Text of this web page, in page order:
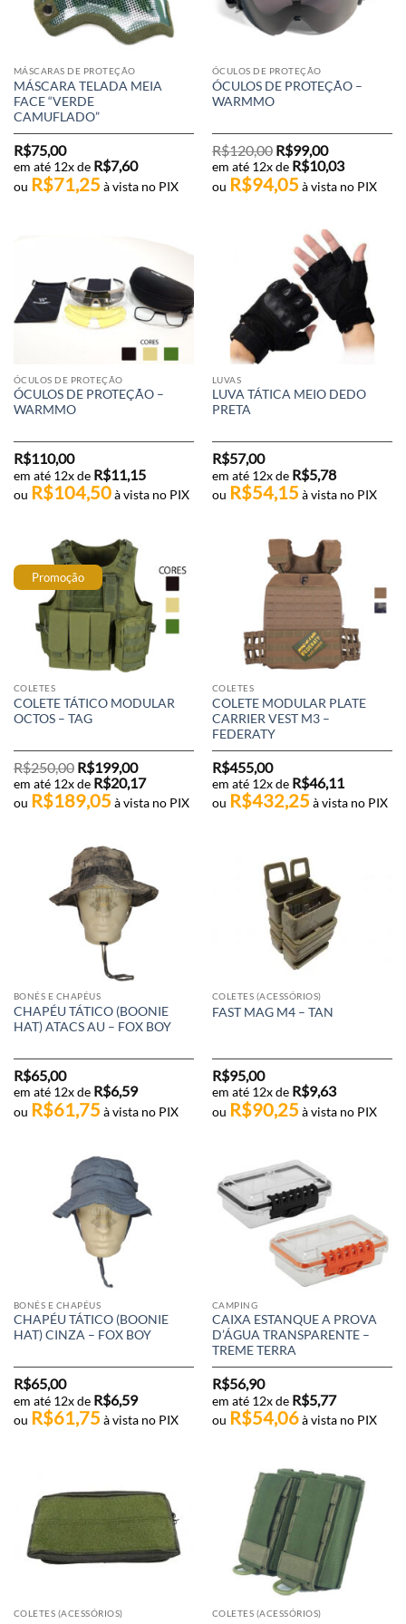
MÁSCARAS DE PROTEÇÃO
MÁSCARA TELADA MEIA
FACE “VERDE
CAMUFLADO”
R$75,00
em até 12x de R$7,60
ou R$71,25 à vista no PIX
ÓCULOS DE PROTEÇÃO
ÓCULOS DE PROTEÇÃO –
WARMMO
R$120,00 O
preço
original
era:
R$120,00.
R$99,00O
preço
atual
é:
R$99,00.
em até 12x de R$10,03
ou R$94,05 à vista no PIX
ÓCULOS DE PROTEÇÃO
ÓCULOS DE PROTEÇÃO –
WARMMO
R$110,00
em até 12x de R$11,15
ou R$104,50 à vista no PIX
LUVAS
LUVA TÁTICA MEIO DEDO
PRETA
R$57,00
em até 12x de R$5,78
ou R$54,15 à vista no PIX
Promoção
COLETES
COLETE TÁTICO MODULAR
OCTOS – TAG
R$250,00 O
preço
original
era:
R$250,00.
R$199,00O
preço
atual
é:
R$199,00.
em até 12x de R$20,17
ou R$189,05 à vista no PIX
COLETES
COLETE MODULAR PLATE
CARRIER VEST M3 –
FEDERATY
R$455,00
em até 12x de R$46,11
ou R$432,25 à vista no PIX
BONÉS E CHAPÉUS
CHAPÉU TÁTICO (BOONIE
HAT) ATACS AU – FOX BOY
R$65,00
em até 12x de R$6,59
ou R$61,75 à vista no PIX
COLETES (ACESSÓRIOS)
FAST MAG M4 – TAN
R$95,00
em até 12x de R$9,63
ou R$90,25 à vista no PIX
BONÉS E CHAPÉUS
CHAPÉU TÁTICO (BOONIE
HAT) CINZA – FOX BOY
R$65,00
em até 12x de R$6,59
ou R$61,75 à vista no PIX
CAMPING
CAIXA ESTANQUE A PROVA
D’ÁGUA TRANSPARENTE –
TREME TERRA
R$56,90
em até 12x de R$5,77
ou R$54,06 à vista no PIX
COLETES (ACESSÓRIOS) COLETES (ACESSÓRIOS)